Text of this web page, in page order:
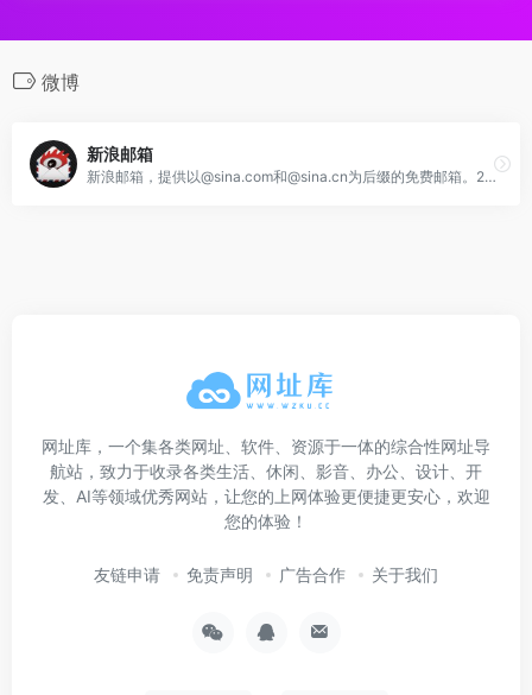
微博
新浪邮箱
新浪邮箱，提供以@sina.com和@sina.cn为后缀的免费邮箱。2G超大附件和50M普通附件，容量5G至无限大，整合新浪微博应用，支持客户端收发，更加安全，更少垃圾邮件。
网址库，一个集各类网址、软件、资源于一体的综合性网址导
航站，致力于收录各类生活、休闲、影音、办公、设计、开
发、AI等领域优秀网站，让您的上网体验更便捷更安心，欢迎
您的体验！
友链申请 免责声明 广告合作 关于我们